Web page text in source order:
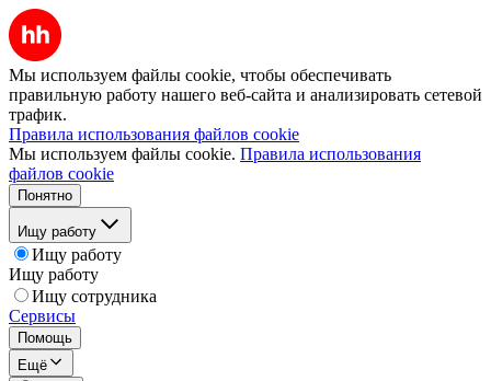
Мы используем файлы cookie, чтобы обеспечивать
правильную работу нашего веб-сайта и анализировать сетевой
трафик.
Правила использования файлов cookie
Мы используем файлы cookie. Правила использования
файлов cookie
Понятно
Ищу работу
Ищу работу
Ищу работу
Ищу сотрудника
Сервисы
Помощь
Ещё